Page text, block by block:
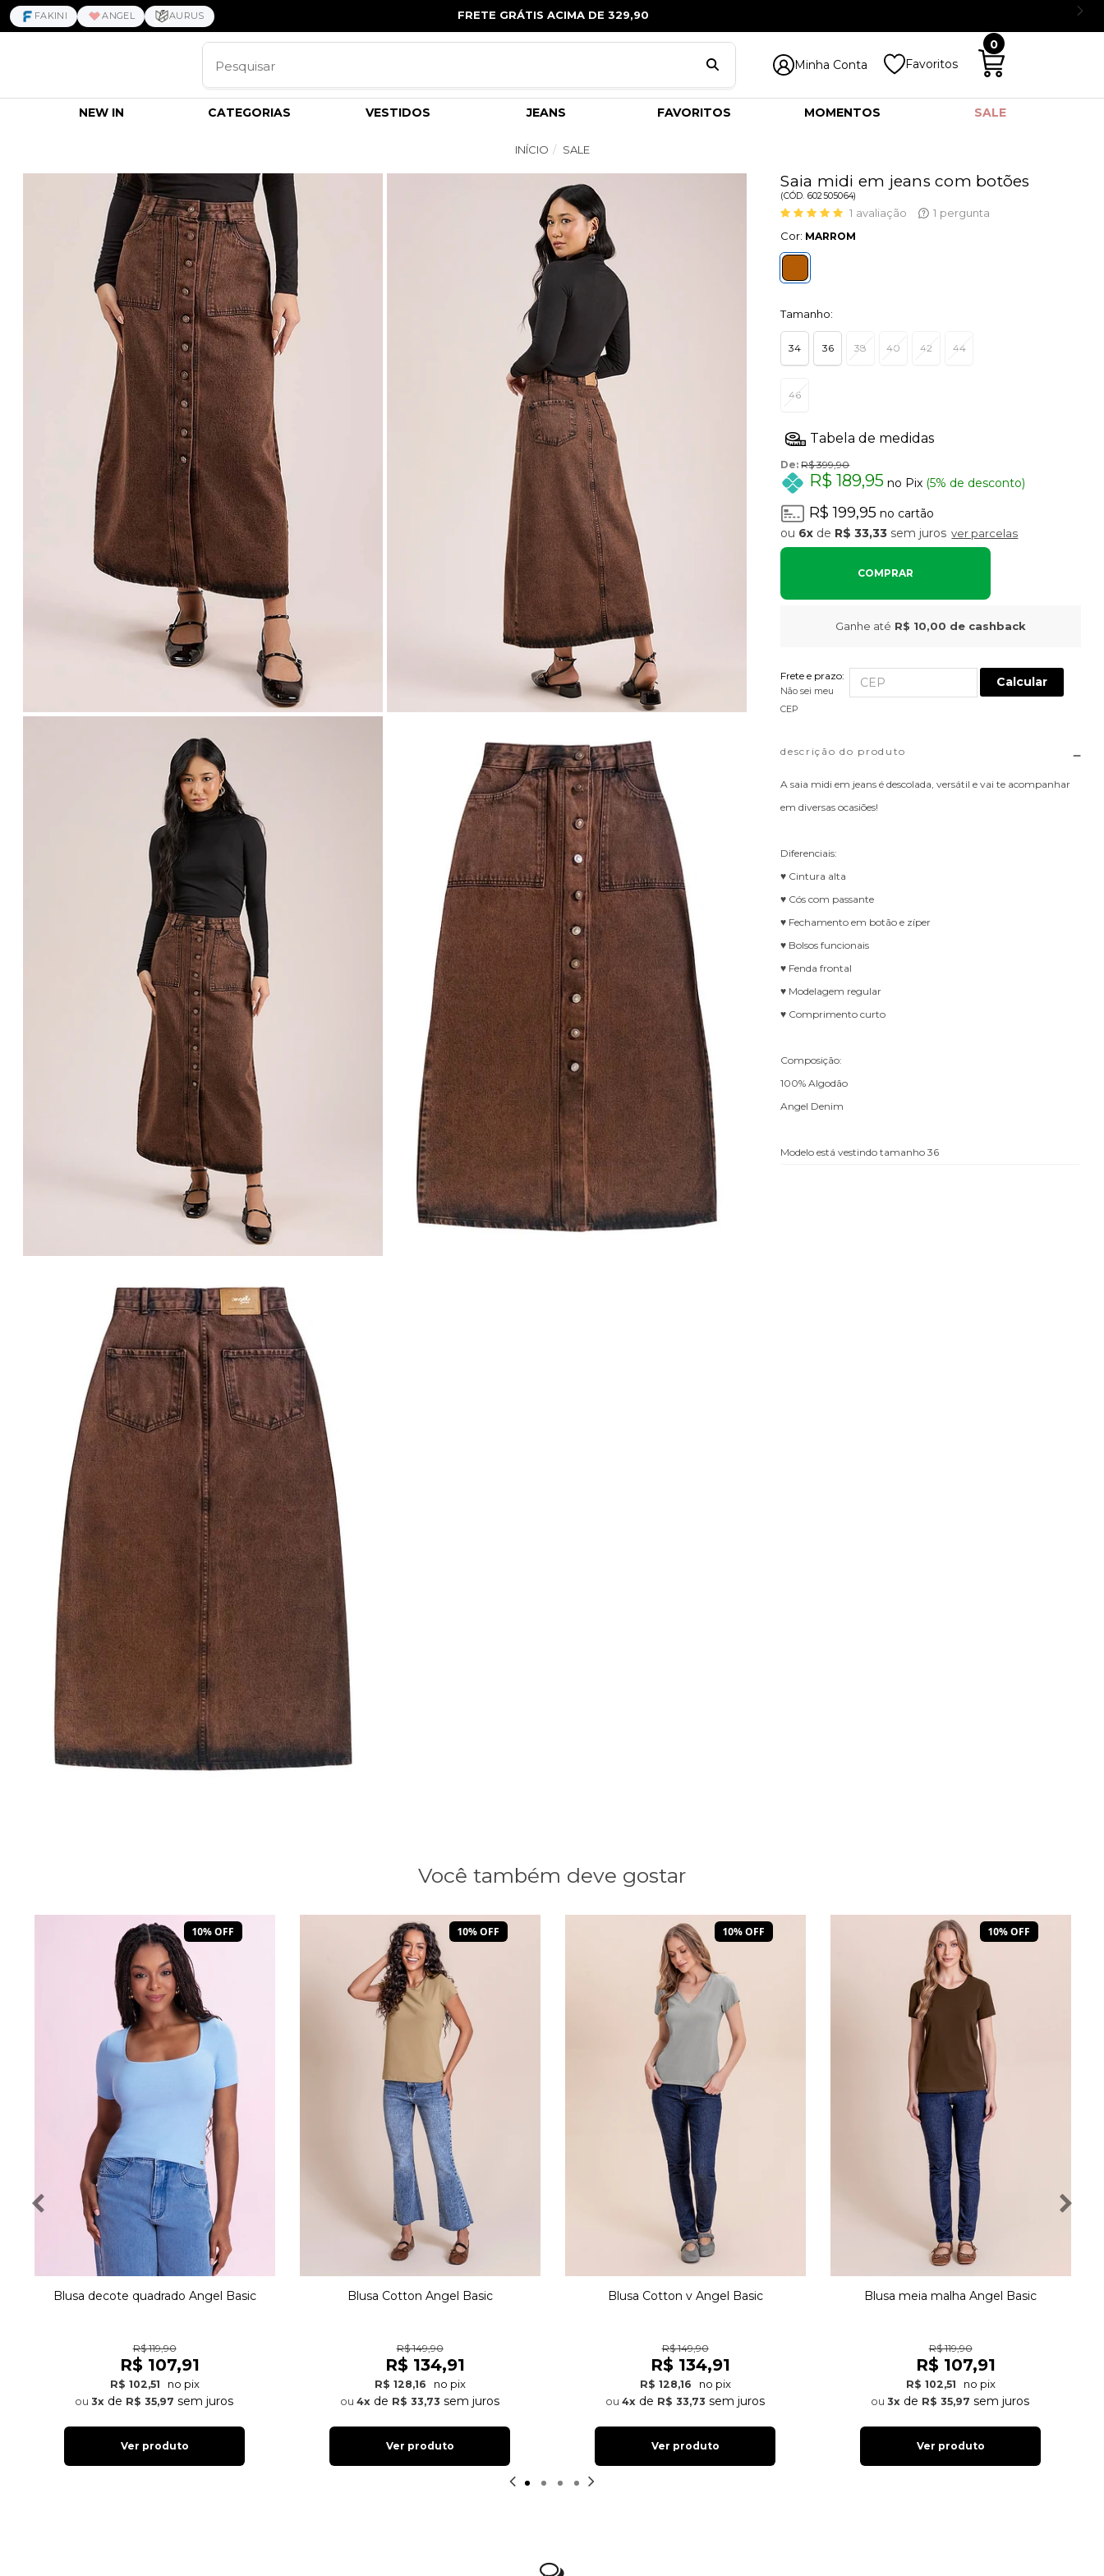
FAKINI ANGEL AURUS FRETE GRÁTIS ACIMA DE 329,90
Minha Conta Favoritos
0
NEW IN CATEGORIAS VESTIDOS JEANS FAVORITOS MOMENTOS SALE
INÍCIO SALE
Saia midi em jeans com botões
(CÓD. 602505064)
1 avaliação 1 pergunta
Cor: MARROM
Tamanho:
34 36 38 40 42 44
46
De:R$ 399,90
R$ 189,95 no Pix (5% de desconto)
R$ 199,95 no cartão
6x de R$ 33,33 sem juros ver parcelas
COMPRAR
Ganhe até R$ 10,00 de cashback
Frete e prazo:
Não sei meu
CEP
Calcular
descrição do produto
A saia midi em jeans é descolada, versátil e vai te acompanhar
em diversas ocasiões!
Diferenciais:
♥ Cintura alta
♥ Cós com passante
♥ Fechamento em botão e zíper
♥ Bolsos funcionais
♥ Fenda frontal
♥ Modelagem regular
♥ Comprimento curto
Composição:
100% Algodão
Angel Denim
Modelo está vestindo tamanho 36
Você também deve gostar
10% OFF
Blusa decote quadrado Angel Basic
R$ 119,90
R$ 107,91
R$ 102,51 no pix
3x de R$ 35,97 sem juros
Ver produto
10% OFF
Blusa Cotton Angel Basic
R$ 149,90
R$ 134,91
R$ 128,16 no pix
4x de R$ 33,73 sem juros
Ver produto
10% OFF
Blusa Cotton v Angel Basic
R$ 149,90
R$ 134,91
R$ 128,16 no pix
4x de R$ 33,73 sem juros
Ver produto
10% OFF
Blusa meia malha Angel Basic
R$ 119,90
R$ 107,91
R$ 102,51 no pix
3x de R$ 35,97 sem juros
Ver produto